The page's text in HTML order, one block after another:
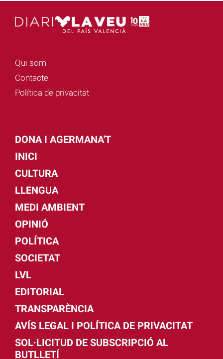
Qui som
Contacte
Política de privacitat
DONA I AGERMANA'T
INICI
CULTURA
LLENGUA
MEDI AMBIENT
OPINIÓ
POLÍTICA
SOCIETAT
LVL
EDITORIAL
TRANSPARÈNCIA
AVÍS LEGAL I POLÍTICA DE PRIVACITAT
SOL·LICITUD DE SUBSCRIPCIÓ AL
BUTLLETÍ